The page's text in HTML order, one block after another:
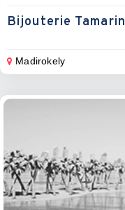
Bijouterie Tamarin
Madirokely